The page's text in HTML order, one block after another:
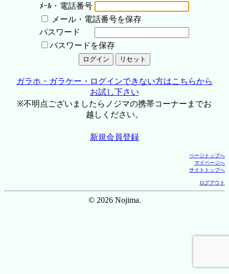
ﾒｰﾙ・電話番号
メール・電話番号を保存
パスワード
パスワードを保存
ガラホ・ガラケー・ログインできない方はこちらから
お試し下さい
※不明点ございましたらノジマの携帯コーナーまでお
越しください。
新規会員登録
ページトップへ
マイページへ
サイトトップへ
ログアウト
© 2026 Nojima.